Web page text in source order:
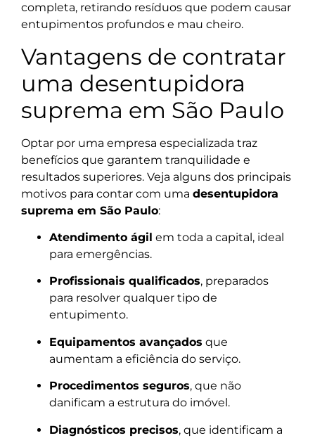
completa, retirando resíduos que podem causar
entupimentos profundos e mau cheiro.
Vantagens de contratar
uma desentupidora
suprema em São Paulo
Optar por uma empresa especializada traz
benefícios que garantem tranquilidade e
resultados superiores. Veja alguns dos principais
motivos para contar com uma desentupidora
suprema em São Paulo:
Atendimento ágil em toda a capital, ideal
para emergências.
Profissionais qualificados, preparados
para resolver qualquer tipo de
entupimento.
Equipamentos avançados que
aumentam a eficiência do serviço.
Procedimentos seguros, que não
danificam a estrutura do imóvel.
Diagnósticos precisos, que identificam a